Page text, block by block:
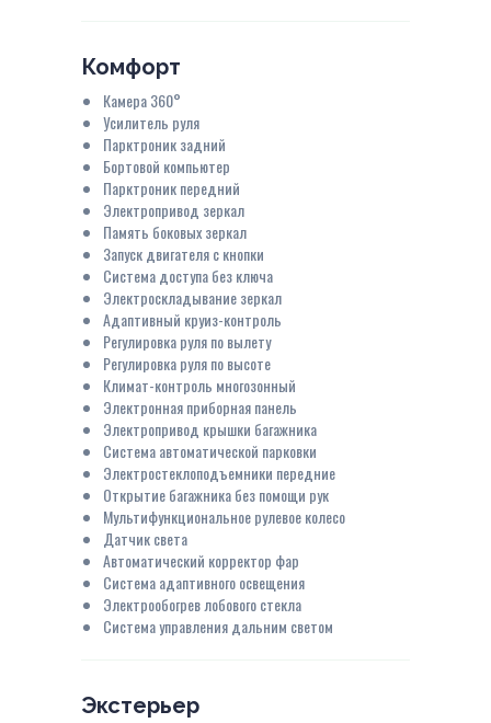
Комфорт
Камера 360°
Усилитель руля
Парктроник задний
Бортовой компьютер
Парктроник передний
Электропривод зеркал
Память боковых зеркал
Запуск двигателя с кнопки
Система доступа без ключа
Электроскладывание зеркал
Адаптивный круиз-контроль
Регулировка руля по вылету
Регулировка руля по высоте
Климат-контроль многозонный
Электронная приборная панель
Электропривод крышки багажника
Система автоматической парковки
Электростеклоподъемники передние
Открытие багажника без помощи рук
Мультифункциональное рулевое колесо
Датчик света
Автоматический корректор фар
Система адаптивного освещения
Электрообогрев лобового стекла
Система управления дальним светом
Экстерьер